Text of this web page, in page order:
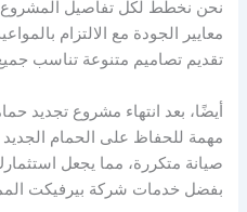
نحن نخطط لكل تفاصيل المشروع
معايير الجودة مع الالتزام
تقديم تصاميم متنوعة تناسب
أيضًا، بعد انتهاء مشروع تجديد
مهمة للحفاظ على الحمام
صيانة متكررة، مما يجعل
بفضل خدمات شركة بيرفيكت